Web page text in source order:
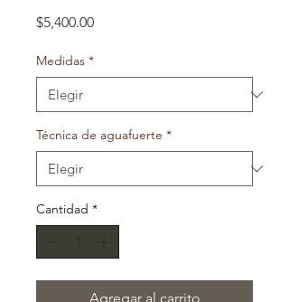
$5,400.00Precio
Medidas *
Técnica de aguafuerte *
Cantidad *
Agregar al carrito